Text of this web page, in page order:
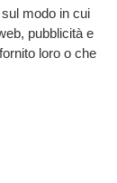
modo in cui
pubblicità e
loro o che